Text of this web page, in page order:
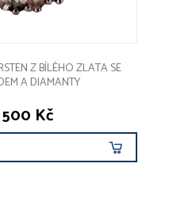
Z BÍLÉHO ZLATA SE
A DIAMANTY
500 Kč